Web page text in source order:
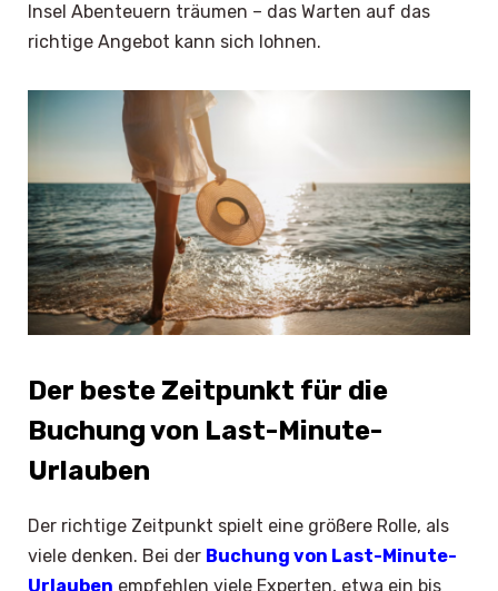
Insel Abenteuern träumen – das Warten auf das
richtige Angebot kann sich lohnen.
Der beste Zeitpunkt für die
Buchung von Last-Minute-
Urlauben
Der richtige Zeitpunkt spielt eine größere Rolle, als
viele denken. Bei der Buchung von Last-Minute-
Urlauben empfehlen viele Experten, etwa ein bis